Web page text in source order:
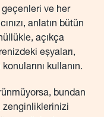
geçenleri ve her
anlatın bütün
açıkça
eşyaları,
kullanın.
bundan
zenginliklerinizi